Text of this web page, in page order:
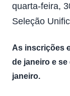
quarta-feira,
Seleção
As inscrições
de janeiro e se
janeiro.